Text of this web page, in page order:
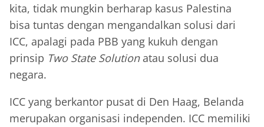
kita, tidak mungkin berharap kasus Palestina
bisa tuntas dengan mengandalkan solusi dari
ICC, apalagi pada PBB yang kukuh dengan
prinsip Two State Solutionatau solusi dua
negara.
ICC yang berkantor pusat di Den Haag, Belanda
merupakan organisasi independen. ICC memiliki